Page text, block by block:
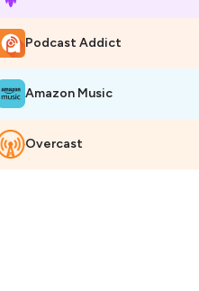
Podcast Addict
Amazon Music
Overcast